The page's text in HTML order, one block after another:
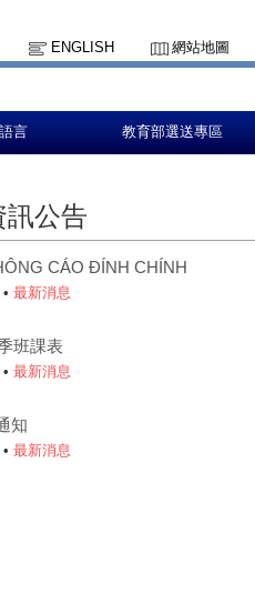
ENGLISH 網站地圖
言 教育部選送專區
訊公告
CÁO ĐÍNH CHÍNH
最新消息
班課表
最新消息
知
最新消息